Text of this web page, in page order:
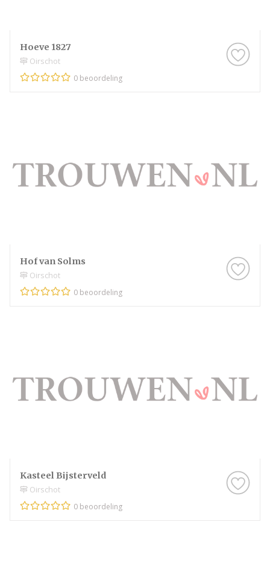
Hoeve 1827
Oirschot
0 beoordeling
Hof van Solms
Oirschot
0 beoordeling
Kasteel Bijsterveld
Oirschot
0 beoordeling